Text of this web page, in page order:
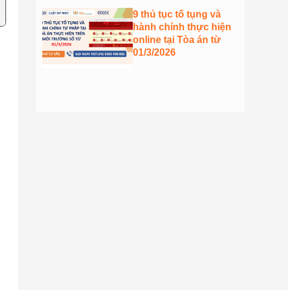
9 thủ tục tố tụng và
hành chính thực hiện
online tại Tòa án từ
01/3/2026